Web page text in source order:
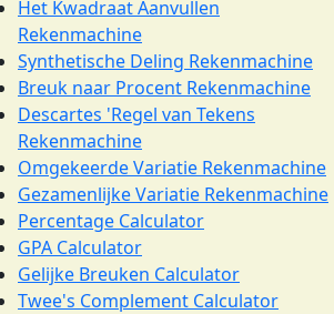
Het Kwadraat Aanvullen
Rekenmachine
Synthetische Deling Rekenmachine
Breuk naar Procent Rekenmachine
Descartes 'Regel van Tekens
Rekenmachine
Omgekeerde Variatie Rekenmachine
Gezamenlijke Variatie Rekenmachine
Percentage Calculator
GPA Calculator
Gelijke Breuken Calculator
Twee's Complement Calculator